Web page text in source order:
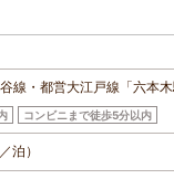
線・都営大江戸線「六本
コンビニまで徒歩5分以内
泊）